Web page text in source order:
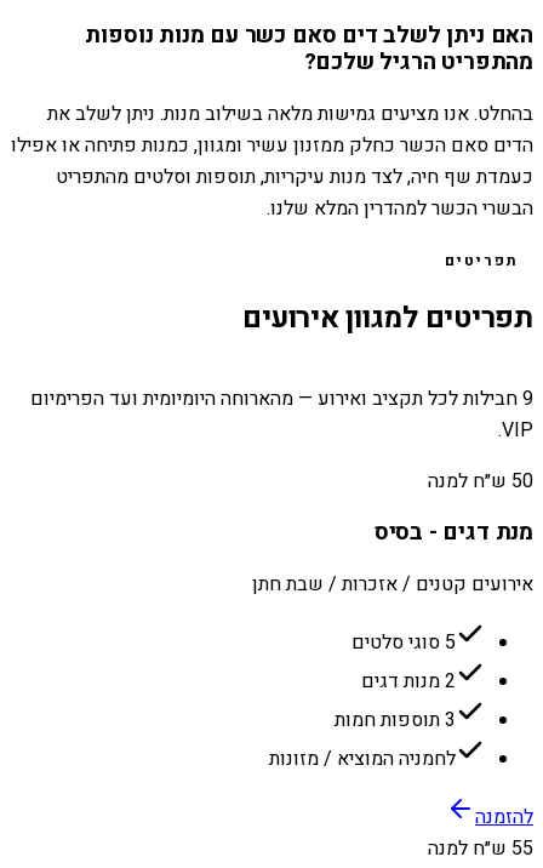
האם ניתן לשלב דים סאם כשר עם מנות נוספות
מהתפריט הרגיל שלכם?
בהחלט. אנו מציעים גמישות מלאה בשילוב מנות. ניתן לשלב את
הדים סאם הכשר כחלק ממזנון עשיר ומגוון, כמנות פתיחה או אפילו
כעמדת שף חיה, לצד מנות עיקריות, תוספות וסלטים מהתפריט
הבשרי הכשר למהדרין המלא שלנו.
תפריטים
תפריטים למגוון אירועים
9 חבילות לכל תקציב ואירוע — מהארוחה היומיומית ועד הפרימיום
VIP.
50 ש״ח למנה
מנת דגים - בסיס
אירועים קטנים / אזכרות / שבת חתן
5 סוגי סלטים
2 מנות דגים
3 תוספות חמות
לחמניה המוציא / מזונות
להזמנה
55 ש״ח למנה